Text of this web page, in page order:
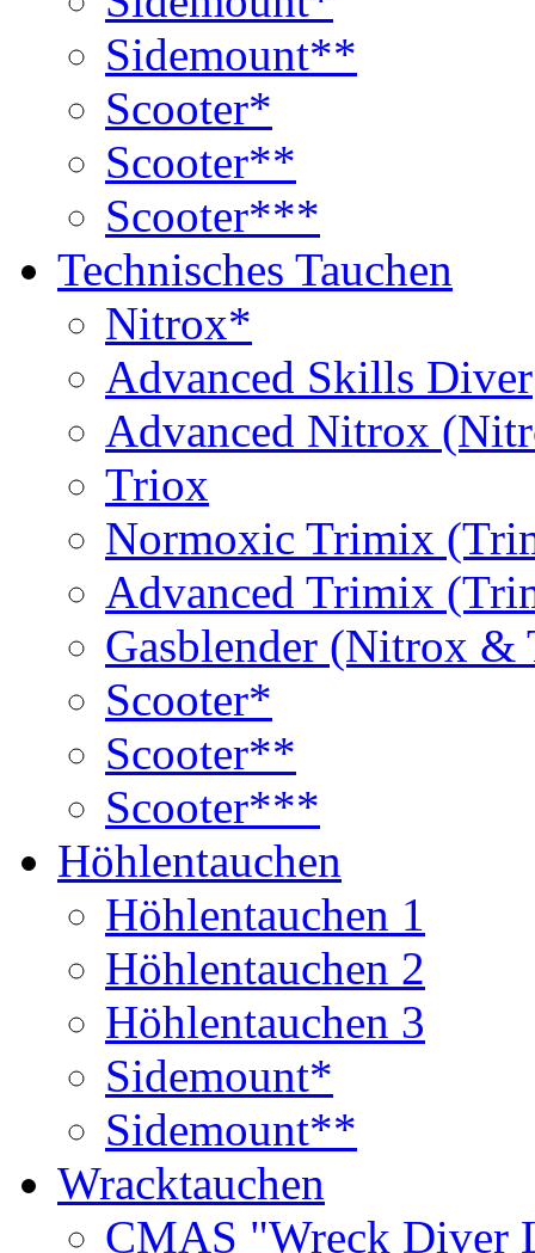
Sidemount**
Scooter*
Scooter**
Scooter***
Technisches Tauchen
Nitrox*
Advanced Skills Diver
Advanced Nitrox
Triox
Normoxic Trimix
Advanced Trimix
Gasblender (Nitrox
Scooter*
Scooter**
Scooter***
Höhlentauchen
Höhlentauchen 1
Höhlentauchen 2
Höhlentauchen 3
Sidemount*
Sidemount**
Wracktauchen
CMAS "Wreck Diver